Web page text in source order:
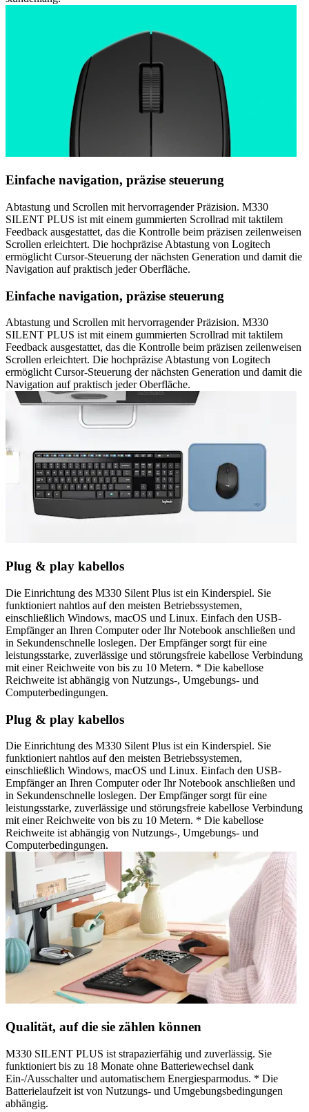
Einfache navigation, präzise steuerung
Abtastung und Scrollen mit hervorragender Präzision. M330
SILENT PLUS ist mit einem gummierten Scrollrad mit taktilem
Feedback ausgestattet, das die Kontrolle beim präzisen zeilenweisen
Scrollen erleichtert. Die hochpräzise Abtastung von Logitech
ermöglicht Cursor-Steuerung der nächsten Generation und damit die
Navigation auf praktisch jeder Oberfläche.
Einfache navigation, präzise steuerung
Abtastung und Scrollen mit hervorragender Präzision. M330
SILENT PLUS ist mit einem gummierten Scrollrad mit taktilem
Feedback ausgestattet, das die Kontrolle beim präzisen zeilenweisen
Scrollen erleichtert. Die hochpräzise Abtastung von Logitech
ermöglicht Cursor-Steuerung der nächsten Generation und damit die
Navigation auf praktisch jeder Oberfläche.
Plug & play kabellos
Die Einrichtung des M330 Silent Plus ist ein Kinderspiel. Sie
funktioniert nahtlos auf den meisten Betriebssystemen,
einschließlich Windows, macOS und Linux. Einfach den USB-
Empfänger an Ihren Computer oder Ihr Notebook anschließen und
in Sekundenschnelle loslegen. Der Empfänger sorgt für eine
leistungsstarke, zuverlässige und störungsfreie kabellose Verbindung
mit einer Reichweite von bis zu 10 Metern. * Die kabellose
Reichweite ist abhängig von Nutzungs-, Umgebungs- und
Computerbedingungen.
Plug & play kabellos
Die Einrichtung des M330 Silent Plus ist ein Kinderspiel. Sie
funktioniert nahtlos auf den meisten Betriebssystemen,
einschließlich Windows, macOS und Linux. Einfach den USB-
Empfänger an Ihren Computer oder Ihr Notebook anschließen und
in Sekundenschnelle loslegen. Der Empfänger sorgt für eine
leistungsstarke, zuverlässige und störungsfreie kabellose Verbindung
mit einer Reichweite von bis zu 10 Metern. * Die kabellose
Reichweite ist abhängig von Nutzungs-, Umgebungs- und
Computerbedingungen.
Qualität, auf die sie zählen können
M330 SILENT PLUS ist strapazierfähig und zuverlässig. Sie
funktioniert bis zu 18 Monate ohne Batteriewechsel dank
Ein-/Ausschalter und automatischem Energiesparmodus. * Die
Batterielaufzeit ist von Nutzungs- und Umgebungsbedingungen
abhängig.